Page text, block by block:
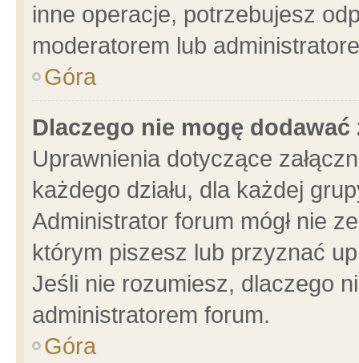
inne operacje, potrzebujesz
moderatorem lub
Góra
Dlaczego nie mogę dodawać
Uprawnienia dotyczące
każdego działu, dla każdej
Administrator forum mógł nie
którym piszesz lub przyznać
Jeśli nie rozumiesz, dlaczego
administratorem forum.
Góra